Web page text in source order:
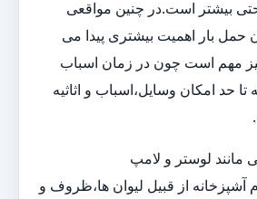
بیشتر است.در چنین مواقعی
حمل بار اهمیت بیشتری پیدا می
مهم است چون در زمان اسباب
حد امکان وسایل،اسباب و اثاثیه
مانند لوستر و لامپ
آشپزخانه از قبیل لیوان ها،ظروف و